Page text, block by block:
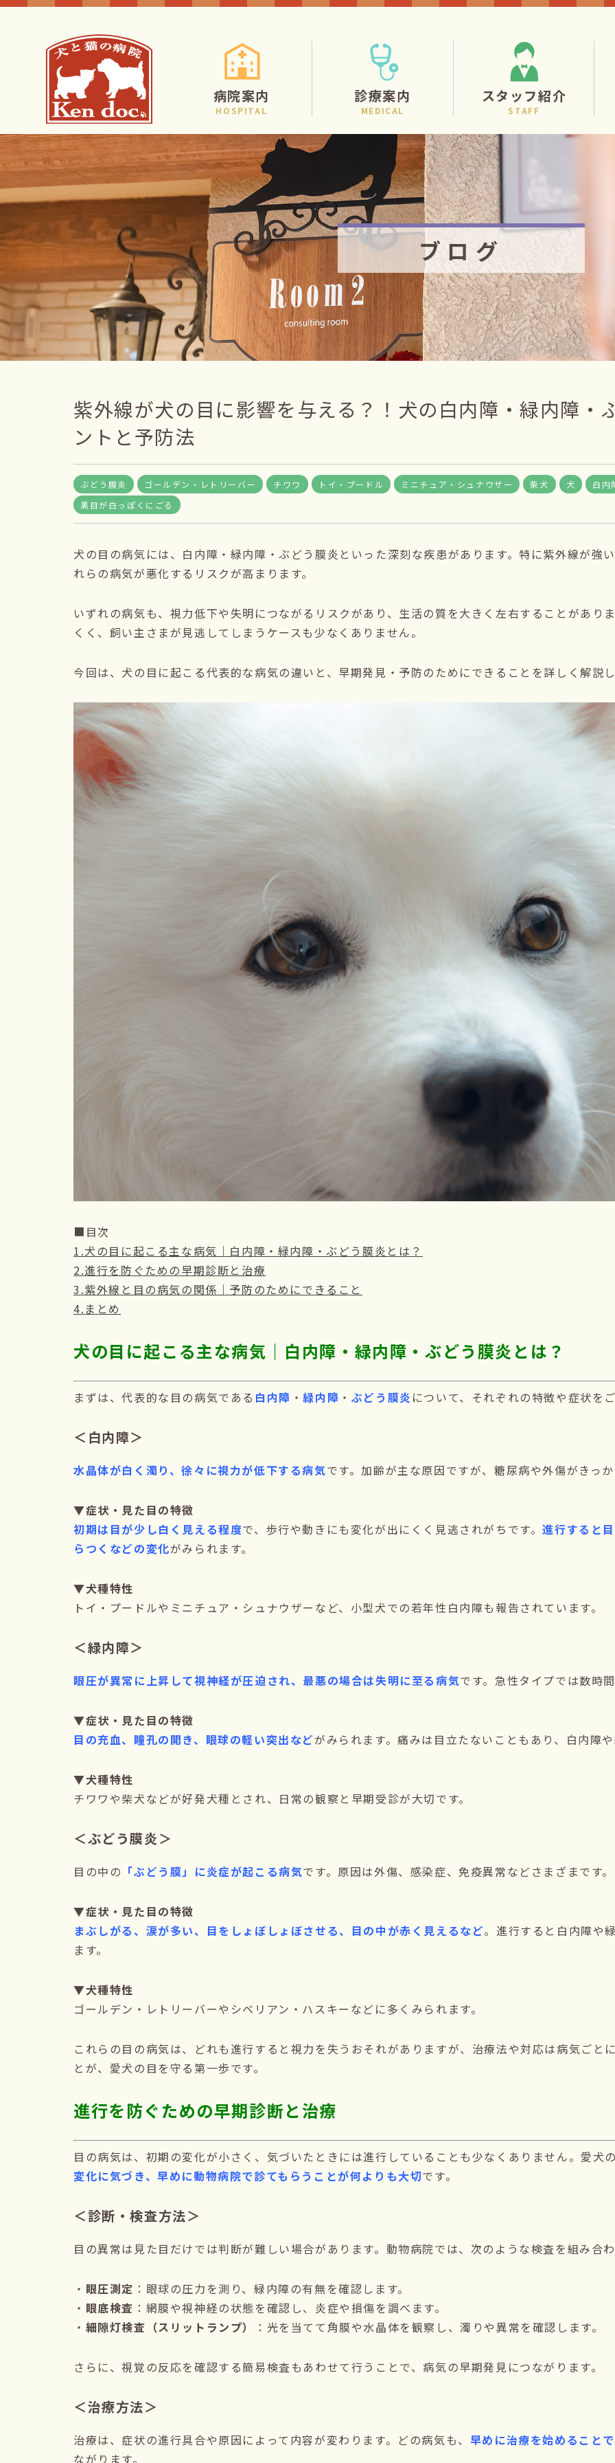
病院案内
HOSPITAL
診療案内
MEDICAL
スタッフ紹介
STAFF
ブログ
紫外線が犬の目に影響を与える？！犬の白内障・緑内障・
ントと予防法
ぶどう膜炎 ゴールデン・レトリーバー チワワ トイ・プードル ミニチュア・シュナウザー 柴犬 犬
白内
黒目が白っぽくにごる
犬の目の病気には、白内障・緑内障・ぶどう膜炎といった深刻な疾患があります。特に紫外線が強
れらの病気が悪化するリスクが高まります。
いずれの病気も、視力低下や失明につながるリスクがあり、生活の質を大きく左右することがあり
くく、飼い主さまが見逃してしまうケースも少なくありません。
今回は、犬の目に起こる代表的な病気の違いと、早期発見・予防のためにできることを詳しく解説
■目次
1.犬の目に起こる主な病気｜白内障・緑内障・ぶどう膜炎とは？
2.進行を防ぐための早期診断と治療
3.紫外線と目の病気の関係｜予防のためにできること
4.まとめ
犬の目に起こる主な病気｜白内障・緑内障・ぶどう膜炎とは？
まずは、代表的な目の病気である 白内障 ・緑内障 ・ ぶどう膜炎について、それぞれの特徴や症状を
＜白内障＞
水晶体が白く濁り、徐々に視力が低下する病気です。加齢が主な原因ですが、糖尿病や外傷がきっ
▼症状・見た目の特徴
初期は目が少し白く見える程度で、歩行や動きにも変化が出にくく見逃されがちです。進行すると
らつくなどの変化がみられます。
▼犬種特性
トイ・プードルやミニチュア・シュナウザーなど、小型犬での若年性白内障も報告されています。
＜緑内障＞
眼圧が異常に上昇して視神経が圧迫され、最悪の場合は失明に至る病気です。急性タイプでは数時
▼症状・見た目の特徴
目の充血、瞳孔の開き、眼球の軽い突出などがみられます。痛みは目立たないこともあり、白内障
▼犬種特性
チワワや柴犬などが好発犬種とされ、日常の観察と早期受診が大切です。
＜ぶどう膜炎＞
目の中の 「ぶどう膜」に炎症が起こる病気です。原因は外傷、感染症、免疫異常などさまざまです。
▼症状・見た目の特徴
まぶしがる、涙が多い、目をしょぼしょぼさせる、目の中が赤く見えるなど。進行すると白内障や
ます。
▼犬種特性
ゴールデン・レトリーバーやシベリアン・ハスキーなどに多くみられます。
これらの目の病気は、どれも進行すると視力を失うおそれがありますが、治療法や対応は病気ごと
とが、愛犬の目を守る第一歩です。
進行を防ぐための早期診断と治療
目の病気は、初期の変化が小さく、気づいたときには進行していることも少なくありません。愛犬
変化に気づき、早めに動物病院で診てもらうことが何よりも大切です。
＜診断・検査方法＞
目の異常は見た目だけでは判断が難しい場合があります。動物病院では、次のような検査を組み合
・ 眼圧測定 ：眼球の圧力を測り、緑内障の有無を確認します。
・ 眼底検査 ：網膜や視神経の状態を確認し、炎症や損傷を調べます。
・ 細隙灯検査（スリットランプ） ：光を当てて角膜や水晶体を観察し、濁りや異常を確認します。
さらに、視覚の反応を確認する簡易検査もあわせて行うことで、病気の早期発見につながります。
＜治療方法＞
治療は、症状の進行具合や原因によって内容が変わります。どの病気も、 早めに治療を始めること
ながります。